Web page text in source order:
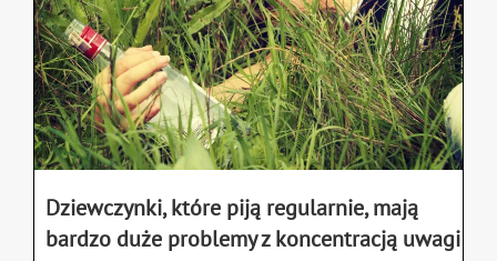
Dziewczynki, które piją regularnie, mają
bardzo duże problemy z koncentracją uwagi